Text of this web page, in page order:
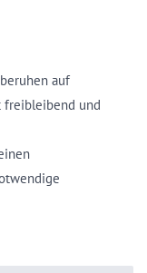
auf
freibleibend und